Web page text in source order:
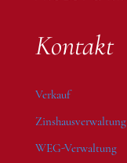
Kontakt
Verkauf
Zinshausverwaltung
WEG-Verwaltung